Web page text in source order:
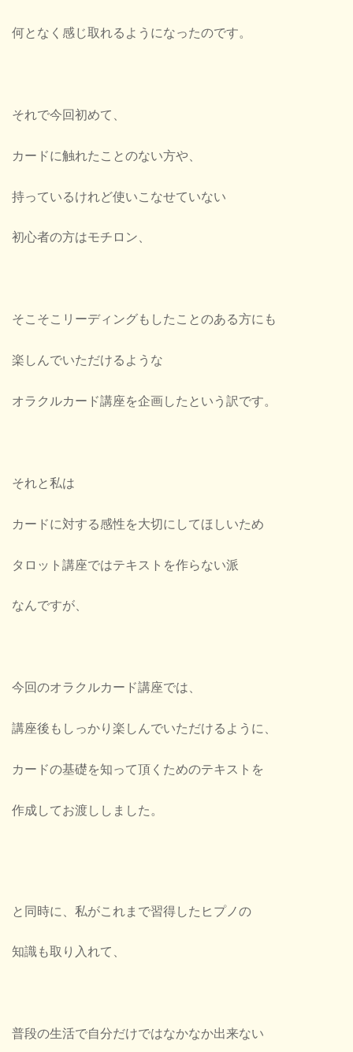
何となく感じ取れるようになったのです。
それで今回初めて、
カードに触れたことのない方や、
持っているけれど使いこなせていない
初心者の方はモチロン、
そこそこリーディングもしたことのある方にも
楽しんでいただけるような
オラクルカード講座を企画したという訳です。
それと私は
カードに対する感性を大切にしてほしいため
タロット講座ではテキストを作らない派
なんですが、
今回のオラクルカード講座では、
講座後もしっかり楽しんでいただけるように、
カードの基礎を知って頂くためのテキストを
作成してお渡ししました。
と同時に、私がこれまで習得したヒプノの
知識も取り入れて、
普段の生活で自分だけではなかなか出来ない